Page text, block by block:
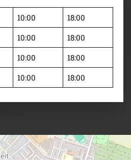
10:00
18:00
10:00
18:00
10:00
18:00
10:00 18:00